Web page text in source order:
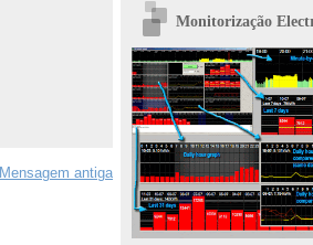
Mensagem antiga
Monitorização